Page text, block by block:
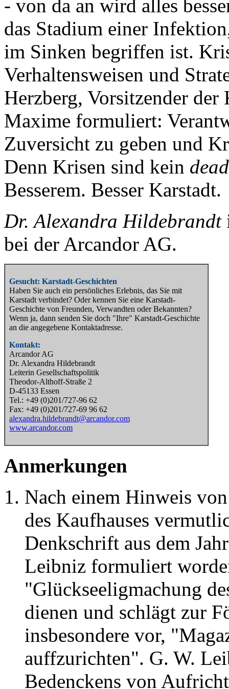
- von da an wird alles
das Stadium einer
im Sinken begriffen ist.
Verhaltensweisen und
Herzberg, Vorsitzender der
Maxime formuliert:
Zuversicht zu geben und
Denn Krisen sind kein
Besserem. Besser Karstadt.
Dr. Alexandra Hildebrandt
bei der Arcandor AG.
Gesucht: Karstadt-Geschichten
Haben Sie auch ein persönliches Erlebnis, das Sie mit
Karstadt verbindet? Oder kennen Sie eine Karstadt-
Geschichte von Freunden, Verwandten oder Bekannten?
Wenn ja, dann senden Sie doch "Ihre" Karstadt-Geschichte
an die angegebene Kontaktadresse.
Kontakt:
Arcandor AG
Dr. Alexandra Hildebrandt
Leiterin Gesellschaftspolitik
Theodor-Althoff-Straße 2
D-45133 Essen
Tel.: +49 (0)201/727-96 62
Fax: +49 (0)201/727-69 96 62
alexandra.hildebrandt@arcandor.com
www.arcandor.com
Anmerkungen
Nach einem Hinweis
des Kaufhauses
Denkschrift aus dem
Leibniz formuliert
"Glückseeligmachung
dienen und schlägt zur
insbesondere vor,
auffzurichten". G. W.
Bedenckens von